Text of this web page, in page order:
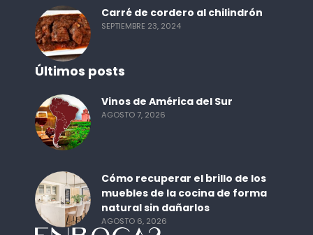
Carré de cordero al chilindrón
SEPTIEMBRE 23, 2024
Últimos posts
Vinos de América del Sur
AGOSTO 7, 2026
Cómo recuperar el brillo de los
muebles de la cocina de forma
natural sin dañarlos
AGOSTO 6, 2026